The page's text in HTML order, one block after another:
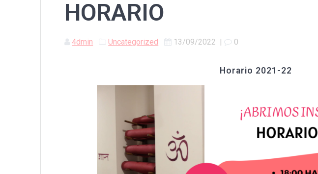
HORARIO
4dmin Uncategorized 13/09/2022 | 0
Horario 2021-22